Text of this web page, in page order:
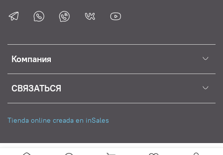
Компания
СВЯЗАТЬСЯ
Tienda online creada en inSales